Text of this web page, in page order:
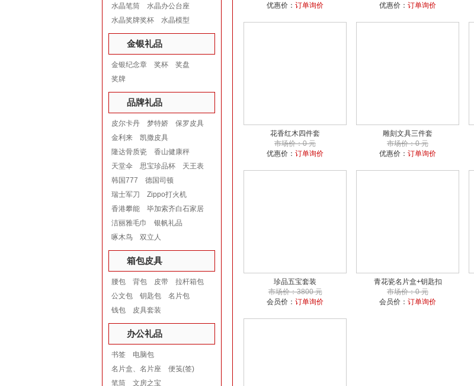
水晶笔筒
水晶办公台座
水晶奖牌奖杯
水晶模型
金银礼品
金银纪念章 奖杯
奖盘
奖牌
品牌礼品
皮尔卡丹 梦特娇
保罗皮具
金利来
凯撒皮具
隆达骨质瓷
香山健康秤
天堂伞
思宝珍品杯
天王表
韩国777
德国司顿
瑞士军刀
Zippo打火机
香港攀能
毕加索齐白石家居
洁丽雅毛巾
银帆礼品
啄木鸟
双立人
箱包皮具
腰包 背包 皮带
拉杆箱包
公文包
钥匙包
名片包
钱包
皮具套装
办公礼品
书签
电脑包
名片盒、名片座
便笺(签)
笔筒
文房之宝
优惠价： 订单询价
优惠价： 订单询价
花香红木四件套
市场价：0 元
优惠价： 订单询价
雕刻文具三件套
市场价：0 元
优惠价： 订单询价
珍品五宝套装
市场价：3800 元
会员价： 订单询价
青花瓷名片盒+钥匙扣
市场价：0 元
会员价： 订单询价